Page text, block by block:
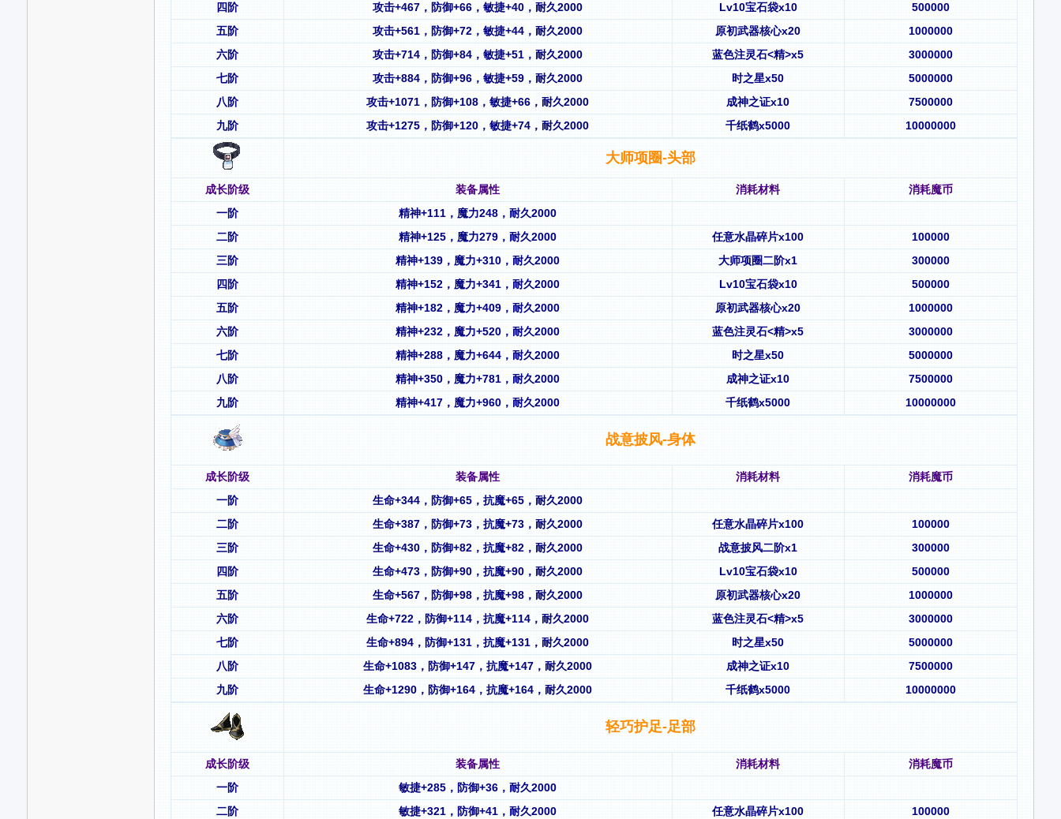
四阶
攻击+467，防御+66，敏捷+40，耐久2000 Lv10宝石袋x10
500000
五阶
攻击+561，防御+72，敏捷+44，耐久2000 原初武器核心x20
1000000
六阶
攻击+714，防御+84，敏捷+51，耐久2000 蓝色注灵石<精>x5
3000000
七阶
攻击+884，防御+96，敏捷+59，耐久2000 时之星x50
5000000
八阶
攻击+1071，防御+108，敏捷+66，耐久2000 成神之证x10
7500000
九阶
攻击+1275，防御+120，敏捷+74，耐久2000 千纸鹤x5000 10000000
大师项圈-头部
成长阶级 装备属性 消耗材料
消耗魔币
一阶
精神+111，魔力248，耐久2000
二阶
精神+125，魔力279，耐久2000 任意水晶碎片x100
100000
三阶
精神+139，魔力+310，耐久2000 大师项圈二阶x1
300000
四阶
精神+152，魔力+341，耐久2000 Lv10宝石袋x10
500000
五阶
精神+182，魔力+409，耐久2000 原初武器核心x20
1000000
六阶
精神+232，魔力+520，耐久2000 蓝色注灵石<精>x5
3000000
七阶
精神+288，魔力+644，耐久2000 时之星x50
5000000
八阶
精神+350，魔力+781，耐久2000 成神之证x10
7500000
九阶
精神+417，魔力+960，耐久2000 千纸鹤x5000 10000000
战意披风-身体
成长阶级 装备属性 消耗材料
消耗魔币
一阶
生命+344，防御+65 ，抗魔+65 ，耐久2000
二阶
生命+387，防御+73 ，抗魔+73 ，耐久2000 任意水晶碎片x100
100000
三阶
生命+430，防御+82 ，抗魔+82 ，耐久2000 战意披风二阶x1
300000
四阶
生命+473，防御+90 ，抗魔+90 ，耐久2000 Lv10宝石袋x10
500000
五阶
生命+567，防御+98，抗魔+98 ，耐久2000 原初武器核心x20
1000000
六阶
生命+722，防御+114，抗魔+114，耐久2000 蓝色注灵石<精>x5
3000000
七阶
生命+894，防御+131，抗魔+131，耐久2000 时之星x50
5000000
八阶
生命+1083，防御+147，抗魔+147，耐久2000 成神之证x10
7500000
九阶
生命+1290，防御+164，抗魔+164，耐久2000 千纸鹤x5000 10000000
轻巧护足-足部
成长阶级 装备属性 消耗材料
消耗魔币
一阶
敏捷+285，防御+36，耐久2000
二阶
敏捷+321，防御+41，耐久2000 任意水晶碎片x100
100000